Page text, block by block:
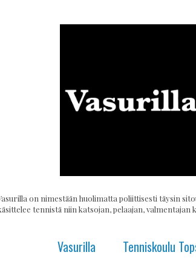
on nimestään huolimatta poliittisesti täysin
tennistä niin katsojan, pelaajan, valmentajan
Vasurilla Tenniskoulu